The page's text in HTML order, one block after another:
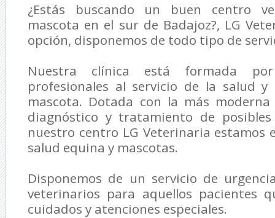
¿Estás buscando un buen centro
mascota en el sur de Badajoz?, LG
opción, disponemos de todo tipo de
Nuestra clínica está formada
profesionales al servicio de la salud
mascota. Dotada con la más
diagnóstico y tratamiento de posibles
nuestro centro LG Veterinaria estamos
salud equina y mascotas.
Disponemos de un servicio de
veterinarios para aquellos pacientes
cuidados y atenciones especiales.